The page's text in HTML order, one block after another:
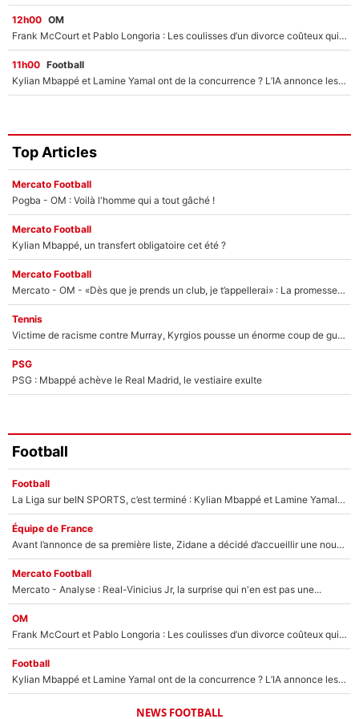
12h00 OM
Frank McCourt et Pablo Longoria : Les coulisses d’un divorce coûteux qui ruine l’OM à petit feu…
11h00 Football
Kylian Mbappé et Lamine Yamal ont de la concurrence ? L’IA annonce les 5 joueurs qui vont dominer le football dans les années à venir !
Top Articles
Mercato Football
Pogba - OM : Voilà l'homme qui a tout gâché !
Mercato Football
Kylian Mbappé, un transfert obligatoire cet été ?
Mercato Football
Mercato - OM - «Dès que je prends un club, je t’appellerai» : La promesse de Marcelino au moment de claquer la porte
Tennis
Victime de racisme contre Murray, Kyrgios pousse un énorme coup de gueule !
PSG
PSG : Mbappé achève le Real Madrid, le vestiaire exulte
Football
Football
La Liga sur beIN SPORTS, c’est terminé : Kylian Mbappé et Lamine Yamal changent de chaîne, «le moment était venu d'ouvrir un nouveau chapitre»
Équipe de France
Avant l’annonce de sa première liste, Zidane a décidé d’accueillir une nouvelle tête en équipe de France
Mercato Football
Mercato - Analyse : Real-Vinicius Jr, la surprise qui n'en est pas une...
OM
Frank McCourt et Pablo Longoria : Les coulisses d’un divorce coûteux qui ruine l’OM à petit feu…
Football
Kylian Mbappé et Lamine Yamal ont de la concurrence ? L’IA annonce les 5 joueurs qui vont dominer le football dans les années à venir !
NEWS FOOTBALL